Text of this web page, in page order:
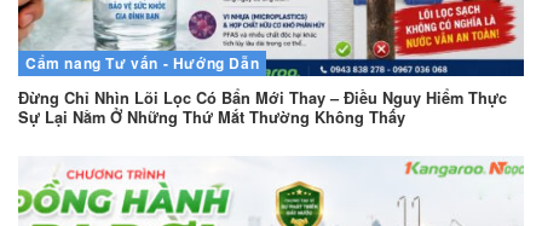
Cẩm nang Tư vấn - Hướng Dẫn
Đừng Chỉ Nhìn Lõi Lọc Có Bẩn Mới Thay – Điều Nguy Hiểm Thực
Sự Lại Nằm Ở Những Thứ Mắt Thường Không Thấy